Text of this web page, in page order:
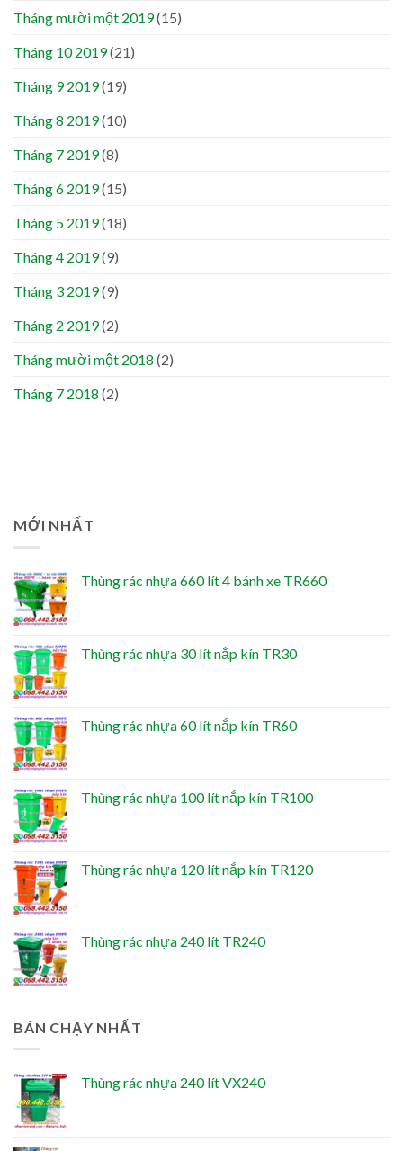
Tháng mười một 2019(15)
Tháng 10 2019(21)
Tháng 9 2019(19)
Tháng 8 2019(10)
Tháng 7 2019(8)
Tháng 6 2019(15)
Tháng 5 2019(18)
Tháng 4 2019(9)
Tháng 3 2019(9)
Tháng 2 2019(2)
Tháng mười một 2018 (2)
Tháng 7 2018 (2)
MỚI NHẤT
Thùng rác nhựa 660 lít 4 bánh xe TR660
Thùng rác nhựa 30 lít nắp kín TR30
Thùng rác nhựa 60 lít nắp kín TR60
Thùng rác nhựa 100 lít nắp kín TR100
Thùng rác nhựa 120 lít nắp kín TR120
Thùng rác nhựa 240 lít TR240
BÁN CHẠY NHẤT
Thùng rác nhựa 240 lít VX240